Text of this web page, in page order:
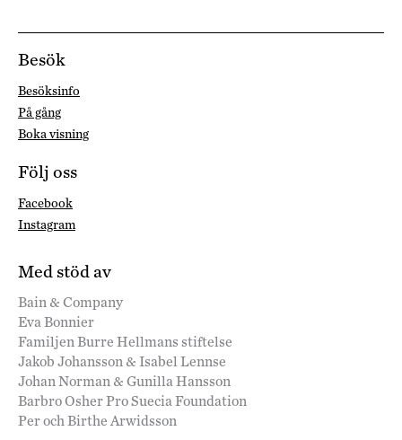
Besök
Besöksinfo
På gång
Boka visning
Följ oss
Facebook
Instagram
Med stöd av
Bain & Company
Eva Bonnier
Familjen Burre Hellmans stiftelse
Jakob Johansson & Isabel Lennse
Johan Norman & Gunilla Hansson
Barbro Osher Pro Suecia Foundation
Per och Birthe Arwidsson